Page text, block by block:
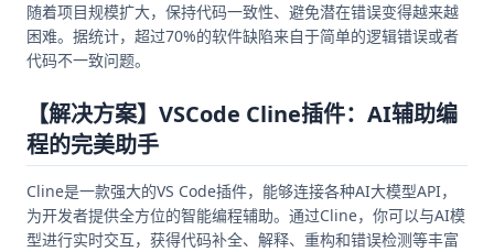
随着项目规模扩大，保持代码一致性、避免潜在错误变得越来越
困难。据统计，超过70%的软件缺陷来自于简单的逻辑错误或者
代码不一致问题。
【解决方案】VSCode Cline插件：AI辅助编
程的完美助手
Cline是一款强大的VS Code插件，能够连接各种AI大模型API，
为开发者提供全方位的智能编程辅助。通过Cline，你可以与AI模
型进行实时交互，获得代码补全、解释、重构和错误检测等丰富